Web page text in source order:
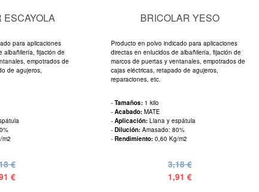
ESCAYOLA
para aplicaciones
albañilería, fijación de
empotrados de
de agujeros,
m2
€
€
BRICOLAR YESO
Producto en polvo indicado para aplicaciones
directas en enlucidos de albañilería, fijación de
marcos de puertas y ventanales, empotrados de
cajas eléctricas, retapado de agujeros,
reparaciones, etc.
-Tamaños: 1 kilo
-Acabado:MATE
-Aplicación:Llana y espátula
-Dilución:Amasado: 80%
-Rendimiento:0,60 Kg/m2
3,18 €
1,91 €